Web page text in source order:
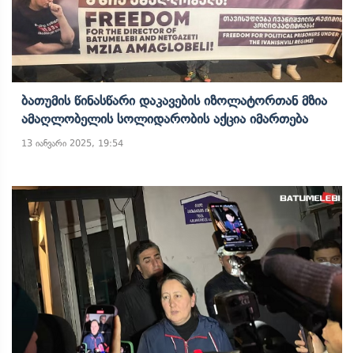
Ბათუმის Წინასწარი Დაკავების Იზოლატორთან Მზია
Ამაღლობელის Სოლიდარობის Აქცია Იმართება
13 იანვარი 2025, 19:54